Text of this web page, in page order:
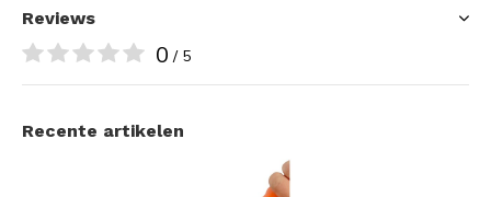
Reviews
0 / 5
Recente artikelen